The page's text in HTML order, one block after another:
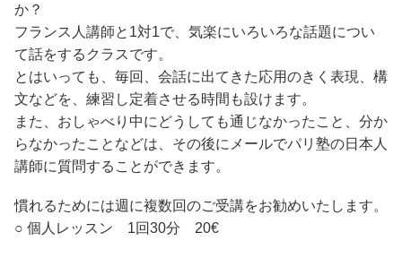
か？
フランス人講師と1対1で、気楽にいろいろな話題につい
て話をするクラスです。
とはいっても、毎回、会話に出てきた応用のきく表現、構
文などを、練習し定着させる時間も設けます。
また、おしゃべり中にどうしても通じなかったこと、分か
らなかったことなどは、その後にメールでパリ塾の日本人
講師に質問することができます。
慣れるためには週に複数回のご受講をお勧めいたします。
○ 個人レッスン 1回30分 20€